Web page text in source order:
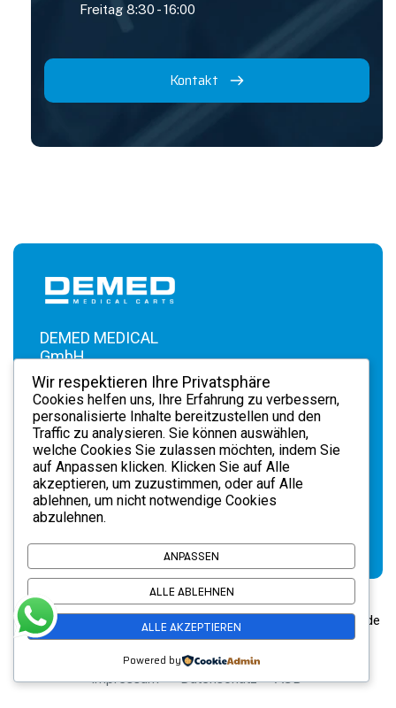
Freitag 8:30 - 16:00
Kontakt
DEMED MEDICAL
GmbH .
Hortensienweg 1 .
70374 Stuttgart .
info@demedmedical.de
. Tel.+49 711
87034417
© 2026 DEMED MEDICAL GmbH. Alle Rechte vorbehalten. Code
mit Konzept –ParagonX
Impressum Datenschutz AGB
Wir respektieren Ihre Privatsphäre
Cookies helfen uns, Ihre Erfahrung zu verbessern,
personalisierte Inhalte bereitzustellen und den
Traffic zu analysieren. Sie können auswählen,
welche Cookies Sie zulassen möchten, indem Sie
auf Anpassen klicken. Klicken Sie auf Alle
akzeptieren, um zuzustimmen, oder auf Alle
ablehnen, um nicht notwendige Cookies
abzulehnen.
ANPASSEN
ALLE ABLEHNEN
ALLE AKZEPTIEREN
Powered by